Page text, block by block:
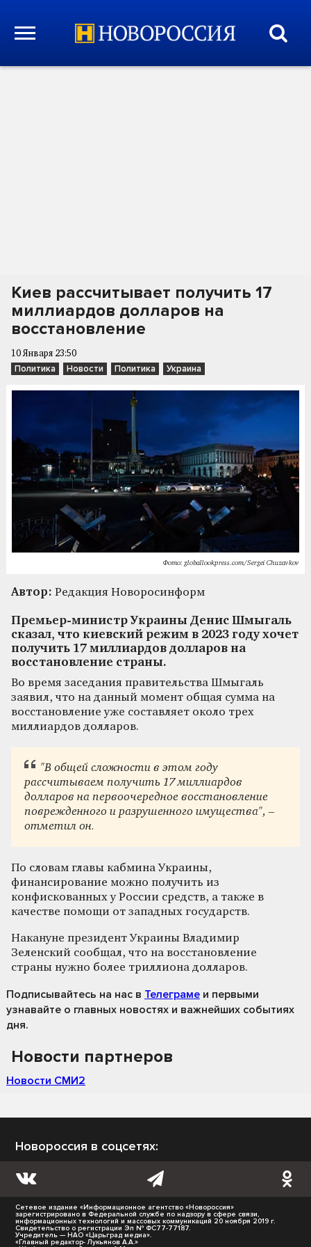
Киев рассчитывает получить 17
миллиардов долларов на
восстановление
10 Января 23:50
Политика Новости Политика Украина
Фото: globallookpress.com/Sergei Chuzavkov
Автор: Редакция Новоросинформ
Премьер-министр Украины Денис Шмыгаль
сказал, что киевский режим в 2023 году хочет
получить 17 миллиардов долларов на
восстановление страны.
Во время заседания правительства Шмыгаль
заявил, что на данный момент общая сумма на
восстановление уже составляет около трех
миллиардов долларов.
"В общей сложности в этом году
рассчитываем получить 17 миллиардов
долларов на первоочередное восстановление
поврежденного и разрушенного имущества", –
отметил он.
По словам главы кабмина Украины,
финансирование можно получить из
конфискованных у России средств, а также в
качестве помощи от западных государств.
Накануне президент Украины Владимир
Зеленский сообщал, что на восстановление
страны нужно более триллиона долларов.
Подписывайтесь на нас в Телеграме и первыми
узнавайте о главных новостях и важнейших событиях
дня.
Новости партнеров
Новости СМИ2
Новороссия в соцсетях:
Сетевое издание «Информационное агентство «Новороссия»
зарегистрировано в Федеральной службе по надзору в сфере связи,
информационных технологий и массовых коммуникаций 20 ноября 2019 г.
Свидетельство о регистрации Эл № ФС77-77187.
Учредитель — НАО «Царьград медиа».
«Главный редактор- Лукьянов А.А.»